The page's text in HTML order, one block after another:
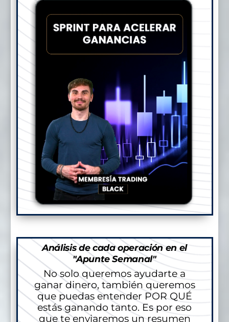
Análisis de cada operación en el
"Apunte Semanal"
No solo queremos ayudarte a
ganar dinero, también queremos
que puedas entender POR QUÉ
estás ganando tanto. Es por eso
que te enviaremos un resumen